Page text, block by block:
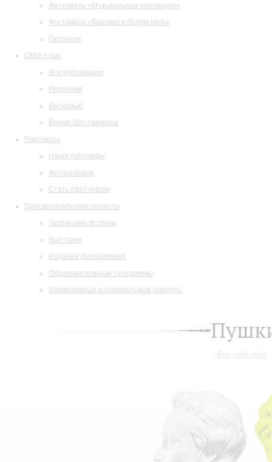
Фестиваль «Музыкальная коллекция»
Фестиваль «Барокко в белую ночь»
Гастроли
СМИ о нас
Все публикации
Рецензии
Интервью
Время Шостаковича
Партнеры
Наши партнеры
Фотогалерея
Стать партнером
Просветительские проекты
Творческие встречи
Выставки
Издания филармонии
Образовательные программы
Инклюзивные и специальные проекты
Все события